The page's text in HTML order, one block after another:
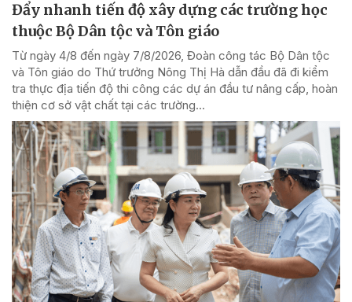
Đẩy nhanh tiến độ xây dựng các trường học
thuộc Bộ Dân tộc và Tôn giáo
Từ ngày 4/8 đến ngày 7/8/2026, Đoàn công tác Bộ Dân tộc
và Tôn giáo do Thứ trưởng Nông Thị Hà dẫn đầu đã đi kiểm
tra thực địa tiến độ thi công các dự án đầu tư nâng cấp, hoàn
thiện cơ sở vật chất tại các trường...